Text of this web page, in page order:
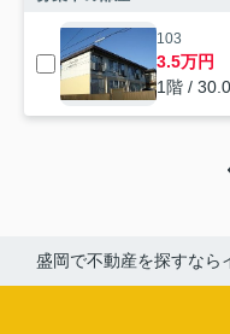
103
3.5万円
1階 /
盛岡で不動産を探すなら